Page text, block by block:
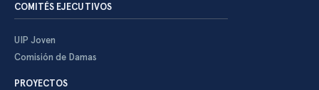
COMITÉS EJECUTIVOS
UIP Joven
Comisión de Damas
PROYECTOS